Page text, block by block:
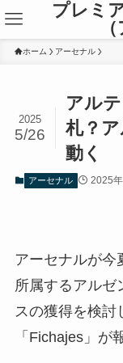
プレミ
ホーム アーセナル
アル
札？
動く
2025
5/26
アーセナル 2025
アーセナルが今
所属するアルゼ
スの獲得を検討
「Fichajes」が